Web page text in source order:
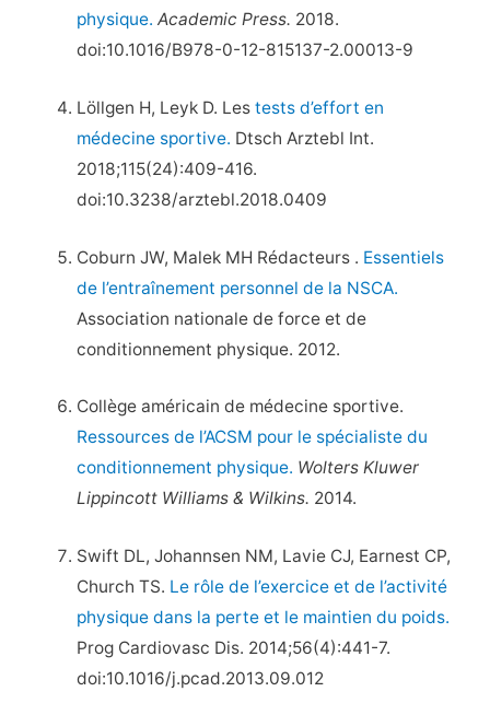
physique. Academic Press. 2018.
doi:10.1016/B978-0-12-815137-2.00013-9
Löllgen H, Leyk D. Lestests d’effort en
médecine sportive. Dtsch Arztebl Int.
2018;115(24):409-416.
doi:10.3238/arztebl.2018.0409
Coburn JW, Malek MH Rédacteurs . Essentiels
de l’entraînement personnel de la NSCA.
Association nationale de force et de
conditionnement physique. 2012.
Collège américain de médecine sportive.
Ressources de l’ACSM pour le spécialiste du
conditionnement physique. Wolters Kluwer
Lippincott Williams & Wilkins. 2014.
Swift DL, Johannsen NM, Lavie CJ, Earnest CP,
Church TS. Le rôle de l’exercice et de l’activité
physique dans la perte et le maintien du poids.
Prog Cardiovasc Dis. 2014;56(4):441-7.
doi:10.1016/j.pcad.2013.09.012